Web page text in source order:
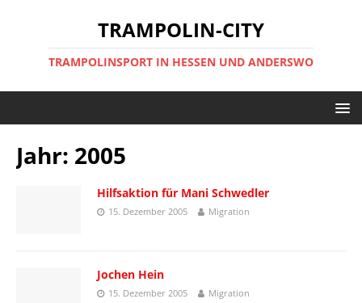
TRAMPOLIN-CITY
TRAMPOLINSPORT IN HESSEN UND ANDERSWO
Jahr: 2005
Hilfsaktion für Mani Schwedler
15. Dezember 2005 Migration
Jochen Hein
15. Dezember 2005 Migration